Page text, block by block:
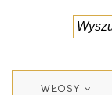
WŁOSY